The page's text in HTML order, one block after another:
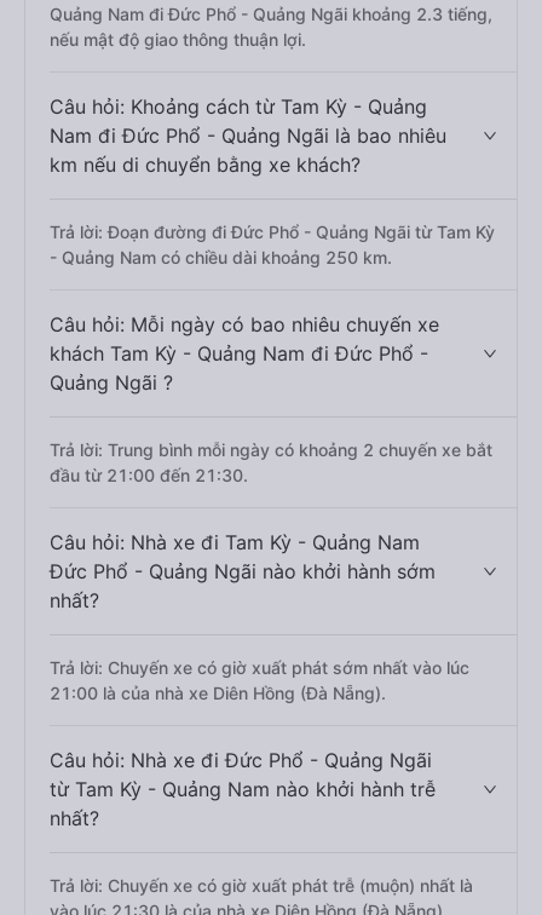
Quảng Nam đi Đức Phổ - Quảng Ngãi khoảng 2.3 tiếng,
nếu mật độ giao thông thuận lợi.
Câu hỏi: Khoảng cách từ Tam Kỳ - Quảng
Nam đi Đức Phổ - Quảng Ngãi là bao nhiêu
km nếu di chuyển bằng xe khách?
Trả lời: Đoạn đường đi Đức Phổ - Quảng Ngãi từ Tam Kỳ
- Quảng Nam có chiều dài khoảng 250 km.
Câu hỏi: Mỗi ngày có bao nhiêu chuyến xe
khách Tam Kỳ - Quảng Nam đi Đức Phổ -
Quảng Ngãi ?
Trả lời: Trung bình mỗi ngày có khoảng 2 chuyến xe bắt
đầu từ 21:00 đến 21:30.
Câu hỏi: Nhà xe đi Tam Kỳ - Quảng Nam
Đức Phổ - Quảng Ngãi nào khởi hành sớm
nhất?
Trả lời: Chuyến xe có giờ xuất phát sớm nhất vào lúc
21:00 là của nhà xe Diên Hồng (Đà Nẵng).
Câu hỏi: Nhà xe đi Đức Phổ - Quảng Ngãi
từ Tam Kỳ - Quảng Nam nào khởi hành trễ
nhất?
Trả lời: Chuyến xe có giờ xuất phát trễ (muộn) nhất là
vào lúc 21:30 là của nhà xe Diên Hồng (Đà Nẵng).